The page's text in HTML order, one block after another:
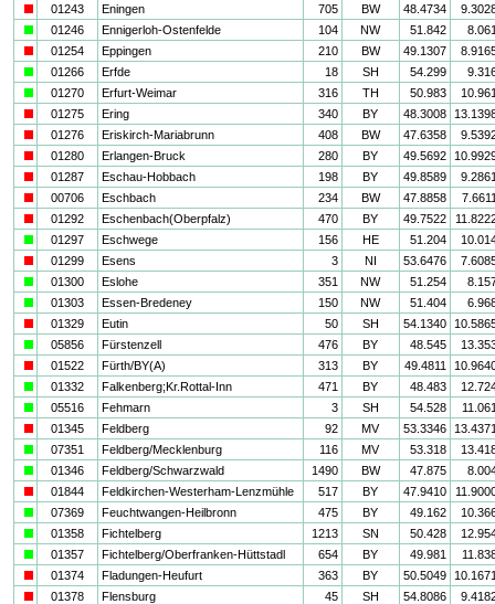
01243 Eningen 705 BW 48.4734
01246 Ennigerloh-Ostenfelde 104 NW 51.842
01254 Eppingen 210 BW 49.1307
01266 Erfde 18 SH 54.299
01270 Erfurt-Weimar 316 TH 50.983
01275 Ering 340 BY 48.3008
01276 Eriskirch-Mariabrunn 408 BW 47.6358
01280 Erlangen-Bruck 280 BY 49.5692
01287 Eschau-Hobbach 198 BY 49.8589
00706 Eschbach 234 BW 47.8858
01292 Eschenbach(Oberpfalz) 470 BY 49.7522
01297 Eschwege 156 HE 51.204
01299 Esens 3 NI 53.6476
01300 Eslohe 351 NW 51.254
01303 Essen-Bredeney 150 NW 51.404
01329 Eutin 50 SH 54.1340
05856 Fürstenzell 476 BY 48.545
01522 Fürth/BY(A) 313 BY 49.4811
01332 Falkenberg;Kr.Rottal-Inn 471 BY 48.483
05516 Fehmarn 3 SH 54.528
01345 Feldberg 92 MV 53.3346
07351 Feldberg/Mecklenburg 116 MV 53.318
01346 Feldberg/Schwarzwald 1490 BW 47.875
01844 Feldkirchen-Westerham-Lenzmühle 517 BY 47.9410
07369 Feuchtwangen-Heilbronn 475 BY 49.162
01358 Fichtelberg 1213 SN 50.428
01357 Fichtelberg/Oberfranken-Hüttstadl 654 BY 49.981
01374 Fladungen-Heufurt 363 BY 50.5049
01378 Flensburg 45 SH 54.8086